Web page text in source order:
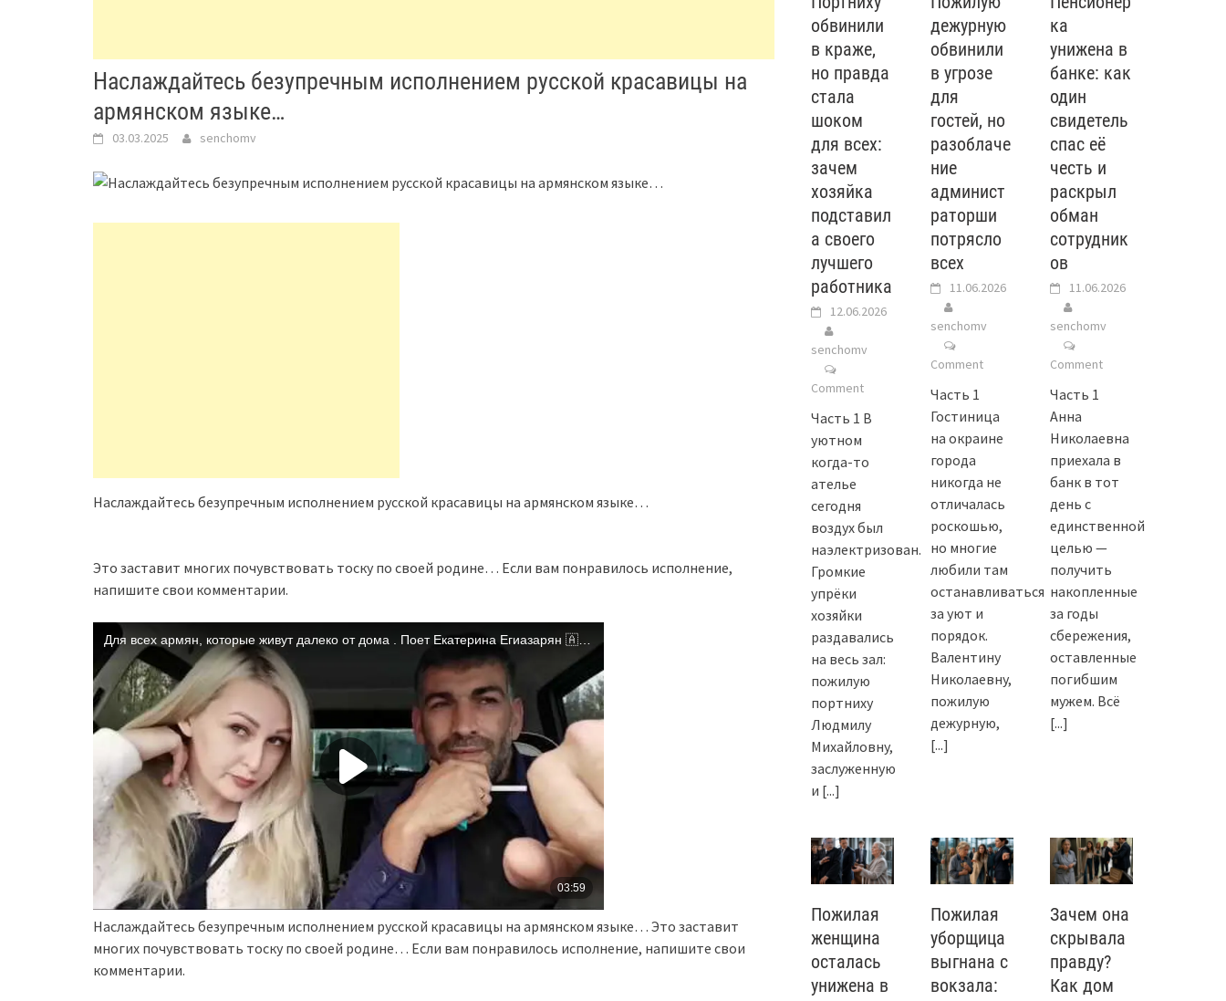
Наслаждайтесь безупречным исполнением русской красавицы на
армянском языке…
03.03.2025 senchomv
Наслаждайтесь безупречным исполнением русской красавицы на армянском языке…
Это заставит многих почувствовать тоску по своей родине… Если вам понравилось исполнение,
напишите свои комментарии.
Наслаждайтесь безупречным исполнением русской красавицы на армянском языке… Это заставит
многих почувствовать тоску по своей родине… Если вам понравилось исполнение, напишите свои
комментарии.
обвинили
в краже,
но правда
стала
шоком
для всех:
зачем
хозяйка
подставил
а своего
лучшего
работника
12.06.2026
senchomv
Comment
Часть 1 В
уютном
когда-то
ателье
сегодня
воздух был
наэлектризован.
Громкие
упрёки
хозяйки
раздавались
на весь зал:
пожилую
портниху
Людмилу
Михайловну,
заслуженную
и [...]
дежурную
обвинили
в угрозе
для
гостей, но
разоблаче
ние
админист
раторши
потрясло
всех
11.06.2026
senchomv
Comment
Часть 1
Гостиница
на окраине
города
никогда не
отличалась
роскошью,
но многие
любили там
останавливаться
за уют и
порядок.
Валентину
Николаевну,
пожилую
дежурную,
[...]
ка
унижена в
банке: как
один
свидетель
спас её
честь и
раскрыл
обман
сотрудник
ов
11.06.2026
senchomv
Comment
Часть 1
Анна
Николаевна
приехала в
банк в тот
день с
единственной
целью —
получить
накопленные
за годы
сбережения,
оставленные
погибшим
мужем. Всё
[...]
Пожилая
женщина
осталась
унижена в
Пожилая
уборщица
выгнана с
вокзала:
Зачем она
скрывала
правду?
Как дом